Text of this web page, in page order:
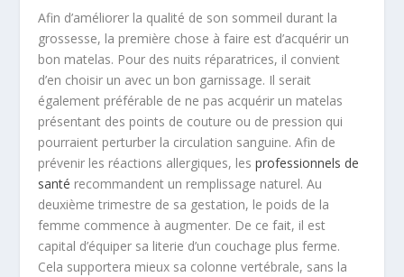
Afin d’améliorer la qualité de son sommeil durant la
grossesse, la première chose à faire est d’acquérir un
bon matelas. Pour des nuits réparatrices, il convient
d’en choisir un avec un bon garnissage. Il serait
également préférable de ne pas acquérir un matelas
présentant des points de couture ou de pression qui
pourraient perturber la circulation sanguine. Afin de
prévenir les réactions allergiques, lesprofessionnels de
santé recommandent un remplissage naturel. Au
deuxième trimestre de sa gestation, le poids de la
femme commence à augmenter. De ce fait, il est
capital d’équiper sa literie d’un couchage plus ferme.
Cela supportera mieux sa colonne vertébrale, sans la